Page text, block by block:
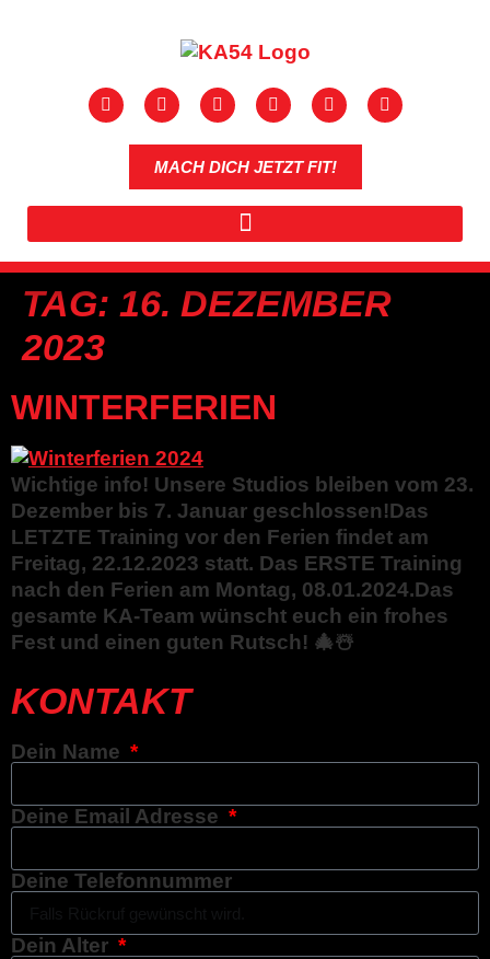
MACH DICH JETZT FIT!
TAG: 16. DEZEMBER
2023
WINTERFERIEN
Wichtige info! Unsere Studios bleiben vom 23.
Dezember bis 7. Januar geschlossen!Das
LETZTE Training vor den Ferien findet am
Freitag, 22.12.2023 statt. Das ERSTE Training
nach den Ferien am Montag, 08.01.2024.Das
gesamte KA-Team wünscht euch ein frohes
Fest und einen guten Rutsch! 🎄☃️
KONTAKT
Dein Name
Deine Email Adresse
Deine Telefonnummer
Dein Alter